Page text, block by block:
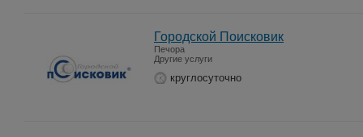
Городской Поисковик
Печора
Другие услуги
круглосуточно